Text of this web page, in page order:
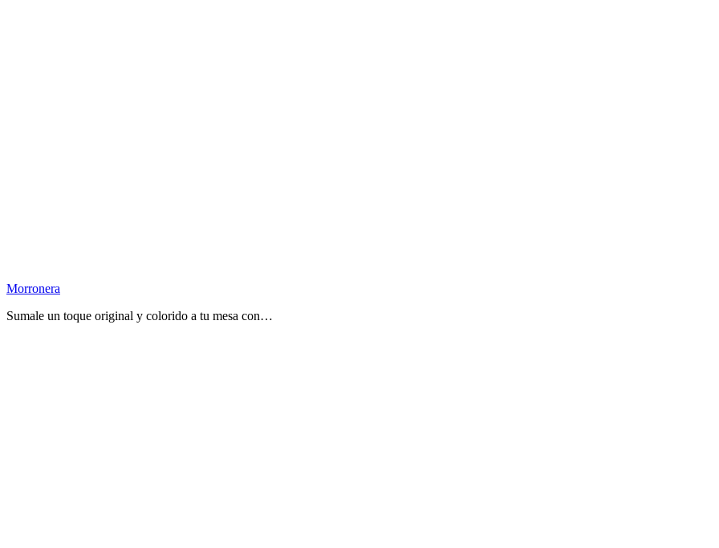
Morronera
Sumale un toque original y colorido a tu mesa con…